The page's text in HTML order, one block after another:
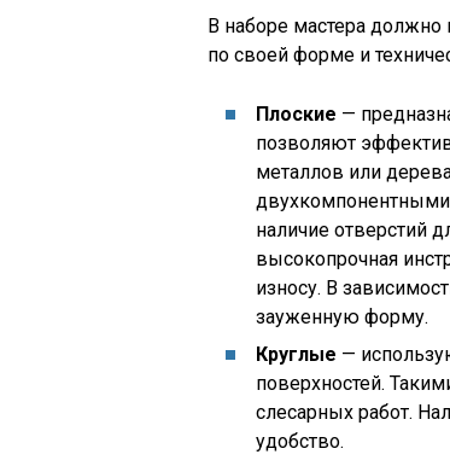
В наборе мастера должно
по своей форме и
Плоские —
позволяют
металлов или
двухкомпонентными
наличие отверстий
высокопрочная
износу. В
зауженную форму.
Круглые —
поверхностей.
слесарных работ.
удобство.